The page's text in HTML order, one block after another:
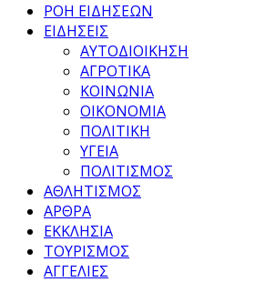
ΡΟΗ ΕΙΔΗΣΕΩΝ
ΕΙΔΗΣΕΙΣ
ΑΥΤΟΔΙΟΙΚΗΣΗ
ΑΓΡΟΤΙΚΑ
ΚΟΙΝΩΝΙΑ
ΟΙΚΟΝΟΜΙΑ
ΠΟΛΙΤΙΚΗ
ΥΓΕΙΑ
ΠΟΛΙΤΙΣΜΟΣ
ΑΘΛΗΤΙΣΜΟΣ
ΑΡΘΡΑ
ΕΚΚΛΗΣΙΑ
ΤΟΥΡΙΣΜΟΣ
ΑΓΓΕΛΙΕΣ